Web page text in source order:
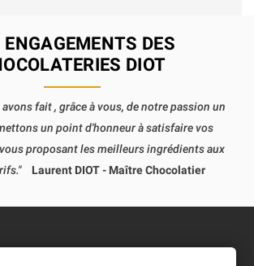
ENGAGEMENTS DES
DIOT
avons fait , grâce à vous, de notre passion un
un point d'honneur à satisfaire vos
proposant les meilleurs ingrédients aux
Laurent DIOT - Maître Chocolatier